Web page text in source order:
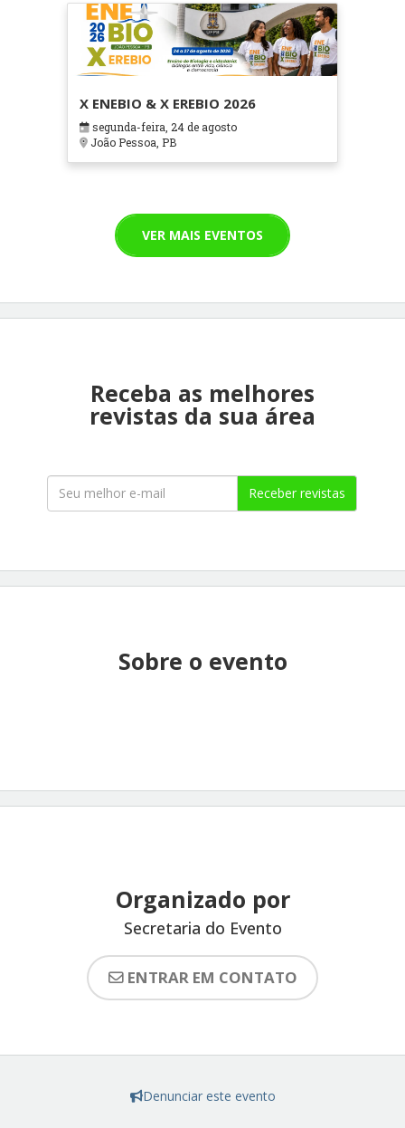
X ENEBIO & X EREBIO 2026
segunda-feira, 24 de agosto
João Pessoa, PB
VER MAIS EVENTOS
Receba as melhores
revistas da sua área
Receber revistas
Sobre o evento
Organizado por
Secretaria do Evento
ENTRAR EM CONTATO
Denunciar este evento